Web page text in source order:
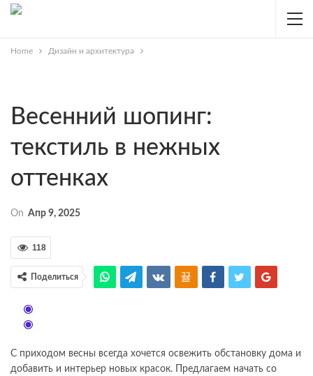
Home Дизайн и архитектура
Весенний шопинг:
текстиль в нежных
оттенках
On Апр 9, 2025
118
Поделиться
С приходом весны всегда хочется освежить обстановку дома и
добавить и интерьер новых красок. Предлагаем начать со